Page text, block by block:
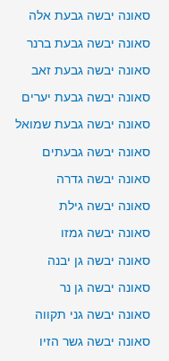
סאונה יבשה גבעת אלה
סאונה יבשה גבעת ברנר
סאונה יבשה גבעת זאב
סאונה יבשה גבעת יערים
סאונה יבשה גבעת שמואל
סאונה יבשה גבעתים
סאונה יבשה גדרה
סאונה יבשה גילת
סאונה יבשה גמזו
סאונה יבשה גן יבנה
סאונה יבשה גן נר
סאונה יבשה גני תקווה
סאונה יבשה גשר הזיו